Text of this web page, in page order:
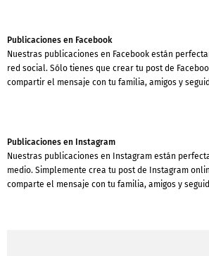
Publicaciones en Facebook
Nuestras publicaciones en Facebook están
red social. Sólo tienes que crear tu post de
compartir el mensaje con tu familia, amigos y
Publicaciones en Instagram
Nuestras publicaciones en Instagram están
medio. Simplemente crea tu post de Instagram
comparte el mensaje con tu familia, amigos y